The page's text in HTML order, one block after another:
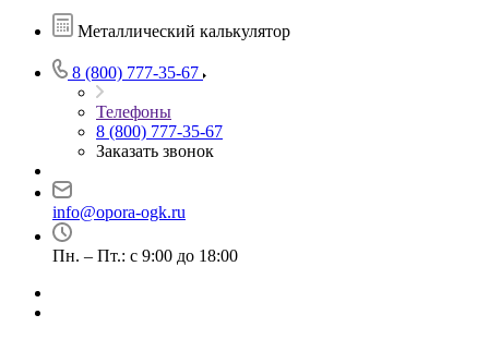
Металлический калькулятор
8 (800) 777-35-67
Телефоны
8 (800) 777-35-67
Заказать звонок
info@opora-ogk.ru
Пн. – Пт.: с 9:00 до 18:00